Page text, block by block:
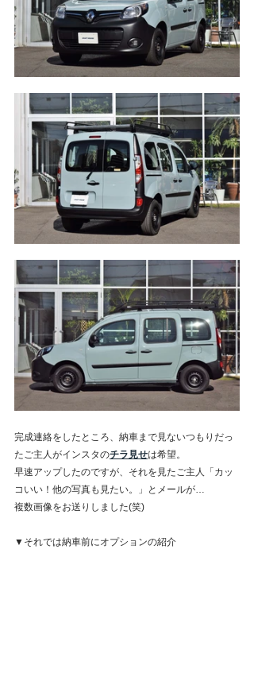
完成連絡をしたところ、納車まで見ないつもりだっ
たご主人がインスタのチラ見せは希望。
早速アップしたのですが、それを見たご主人「カッ
コいい！他の写真も見たい。」とメールが…
複数画像をお送りしました(笑)
▼それでは納車前にオプションの紹介